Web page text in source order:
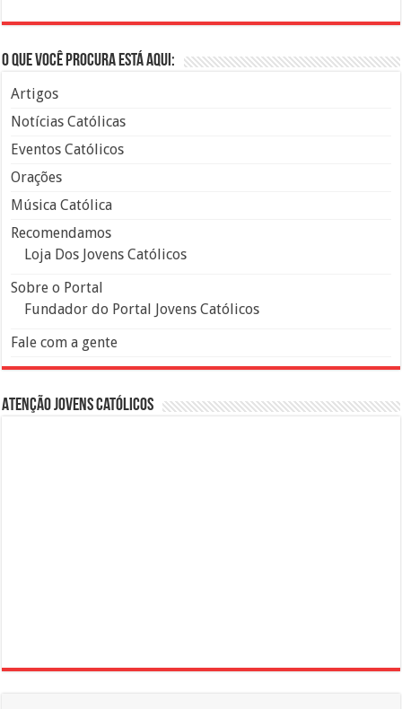
O que você procura está aqui:
Artigos
Notícias Católicas
Eventos Católicos
Orações
Música Católica
Recomendamos
Loja Dos Jovens Católicos
Sobre o Portal
Fundador do Portal Jovens Católicos
Fale com a gente
Atenção Jovens Católicos